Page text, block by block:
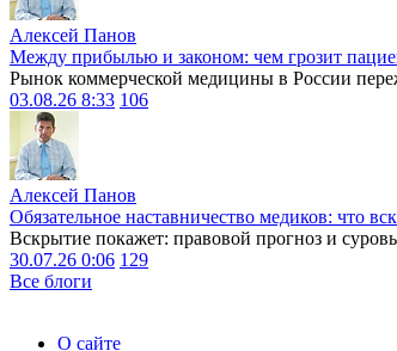
Алексей Панов
Между прибылью и законом: чем грозит
Рынок коммерческой медицины в России
03.08.26 8:33 106
Алексей Панов
Обязательное наставничество медиков: что
Вскрытие покажет: правовой прогноз и
30.07.26 0:06 129
Все блоги
О сайте